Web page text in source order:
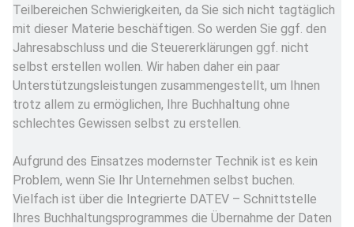
Teilbereichen Schwierigkeiten, da Sie sich nicht tagtäglich
mit dieser Materie beschäftigen. So werden Sie ggf. den
Jahresabschluss und die Steuererklärungen ggf. nicht
selbst erstellen wollen. Wir haben daher ein paar
Unterstützungsleistungen zusammengestellt, um Ihnen
trotz allem zu ermöglichen, Ihre Buchhaltung ohne
schlechtes Gewissen selbst zu erstellen.
Aufgrund des Einsatzes modernster Technik ist es kein
Problem, wenn Sie Ihr Unternehmen selbst buchen.
Vielfach ist über die Integrierte DATEV – Schnittstelle
Ihres Buchhaltungsprogrammes die Übernahme der Daten